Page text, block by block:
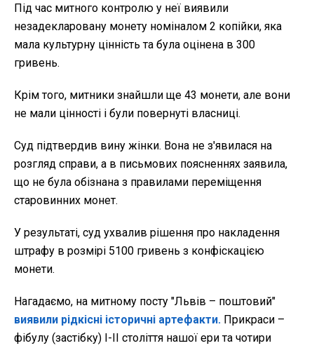
Під час митного контролю у неї виявили
незадекларовану монету номіналом 2 копійки, яка
мала культурну цінність та була оцінена в 300
гривень.
Крім того, митники знайшли ще 43 монети, але вони
не мали цінності і були повернуті власниці.
Суд підтвердив вину жінки. Вона не з'явилася на
розгляд справи, а в письмових поясненнях заявила,
що не була обізнана з правилами переміщення
старовинних монет.
У результаті, суд ухвалив рішення про накладення
штрафу в розмірі 5100 гривень з конфіскацією
монети.
Нагадаємо, на митному посту "Львів – поштовий"
виявили рідкісні історичні артефакти. Прикраси –
фібулу (застібку) І-ІІ століття нашої ери та чотири